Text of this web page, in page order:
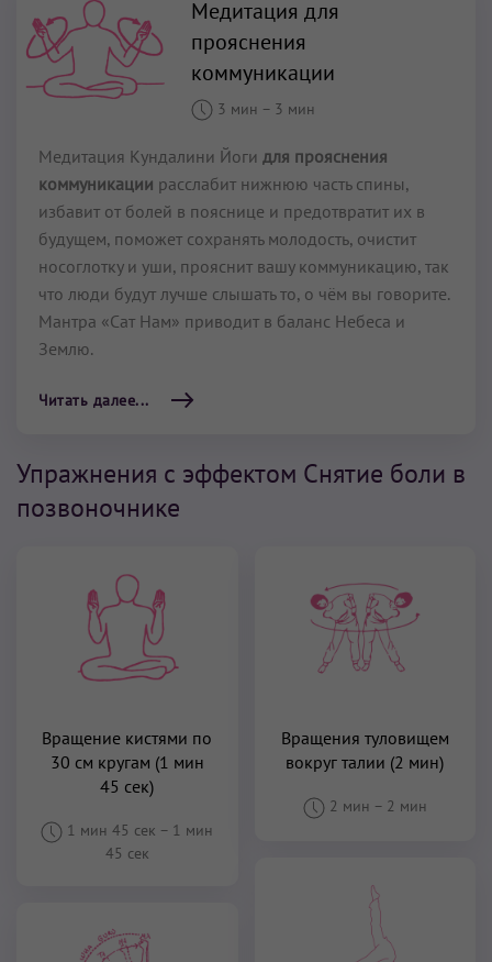
Медитация для
прояснения
коммуникации
3 мин – 3 мин
Медитация Кундалини Йоги для прояснения
коммуникации расслабит нижнюю часть спины,
избавит от болей в пояснице и предотвратит их в
будущем, поможет сохранять молодость, очистит
носоглотку и уши, прояснит вашу коммуникацию, так
что люди будут лучше слышать то, о чём вы говорите.
Мантра «Сат Нам» приводит в баланс Небеса и
Землю.
Читать далее...
Упражнения с эффектом Снятие боли в
позвоночнике
Вращение кистями по
30 см кругам (1 мин
45 сек)
1 мин 45 сек – 1 мин
45 сек
Вращения туловищем
вокруг талии (2 мин)
2 мин – 2 мин